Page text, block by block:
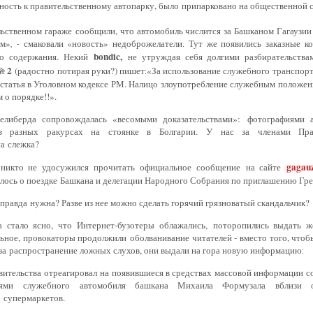
к правительственному автопарку, было припарковано на общественной
гараже сообщили, что автомобиль числится за Башканом
- смаковали «новость» недоброжелатели Тут же появились заказные
содержания.Некий bondic, неутруждая себя долгими
2 (радостно потирая руки?) пишет:«За использование служебного
в Уголовном кодексе РМ. Налицо злоупотребление служебным
о порядке!!».
сопровождалась «весомыми доказательствами»: фотографиями
разных ракурсах на стоянке в Болгарии.
У нас за членами
слежка?
не удосужился прочитать официальное сообщение на сайте
о поездке Башкана и делегации Народного Собрания по приглашению
нужна? Разве из нее можно сделать горячий грязноватый скандальчик?
стало ясно, что Интернет-бузотеры облажались, поторопились выдать
провокаторы продолжили оболванивание читателей - вместо того,
распространение ложных слухов, они выдали на гора новую информацию:
отреагировална появившиеся в средствах массовой информации
служебного автомобиля башкана Михаила Формузала вблизи
супермаркетов.